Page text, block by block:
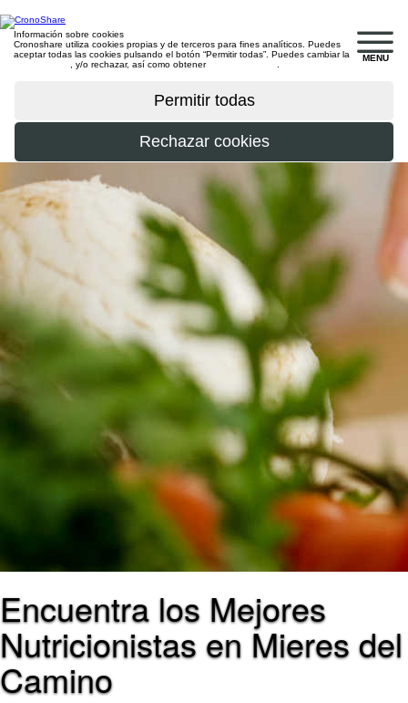
MENU
Información sobre cookies
Cronoshare utiliza cookies propias y de terceros para fines analíticos. Puedes
aceptar todas las cookies pulsando el botón “Permitir todas”. Puedes cambiar la
, y/o rechazar, así como obtener
Encuentra los Mejores
Nutricionistas en Mieres del
Camino